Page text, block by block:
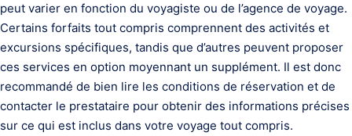
peut varier en fonction du voyagiste ou de l’agence de voyage.
Certains forfaits tout compris comprennent des activités et
excursions spécifiques, tandis que d’autres peuvent proposer
ces services en option moyennant un supplément. Il est donc
recommandé de bien lire les conditions de réservation et de
contacter le prestataire pour obtenir des informations précises
sur ce qui est inclus dans votre voyage tout compris.